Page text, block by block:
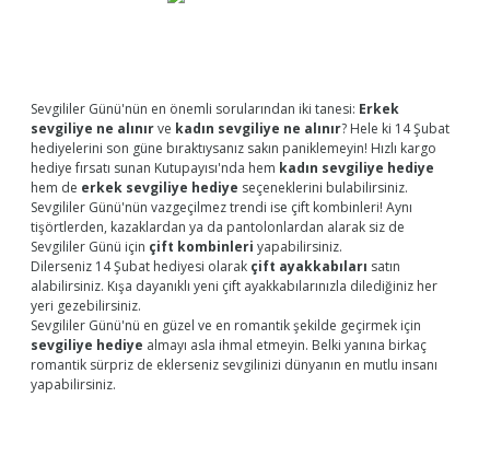
Sevgililer Günü'nün en önemli sorularından iki tanesi: Erkek
sevgiliye ne alınırve kadın sevgiliye ne alınır? Hele ki 14 Şubat
hediyelerini son güne bıraktıysanız sakın paniklemeyin! Hızlı kargo
hediye fırsatı sunan Kutupayısı'nda hem kadın sevgiliye hediye
hem de erkek sevgiliye hediye seçeneklerini bulabilirsiniz.
Sevgililer Günü'nün vazgeçilmez trendi ise çift kombinleri! Aynı
tişörtlerden, kazaklardan ya da pantolonlardan alarak siz de
Sevgililer Günü için çift kombinleri yapabilirsiniz.
Dilerseniz 14 Şubat hediyesi olarakçift ayakkabıları satın
alabilirsiniz. Kışa dayanıklı yeni çift ayakkabılarınızla dilediğiniz her
yeri gezebilirsiniz.
Sevgililer Günü'nü en güzel ve en romantik şekilde geçirmek için
sevgiliye hediye almayı asla ihmal etmeyin. Belki yanına birkaç
romantik sürpriz de eklerseniz sevgilinizi dünyanın en mutlu insanı
yapabilirsiniz.